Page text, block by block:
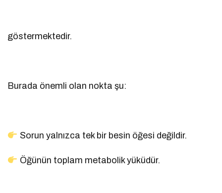
göstermektedir.
Burada önemli olan nokta şu:
Sorun yalnızca tek bir besin öğesi değildir.
Öğünün toplam metabolik yüküdür.